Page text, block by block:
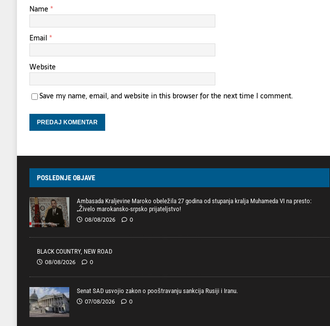
Name *
Email *
Website
Save my name, email, and website in this browser for the next time I comment.
POSLEDNJE OBJAVE
Ambasada Kraljevine Maroko obeležila 27 godina od stupanja kralja Muhameda VI na presto:
„Živelo marokansko-srpsko prijateljstvo!
08/08/2026 0
BLACK COUNTRY, NEW ROAD
08/08/2026 0
Senat SAD usvojio zakon o pooštravanju sankcija Rusiji i Iranu.
07/08/2026 0